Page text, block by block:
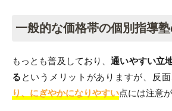
一般的な価格帯の個別指導
もっとも普及しており、通いやすい立
る というメリットがありますが、反面
り、にぎやかになりやすい点には注意